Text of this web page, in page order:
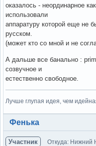
оказалось - неординарное
использовали
аппаратуру которой еще не
русском.
(может кто со мной и не
А дальше все банально :
созвучное и
естественно свободное.
Лучше глупая идея, чем
Вне форума
Фенька
Участник Откуда: Нижний